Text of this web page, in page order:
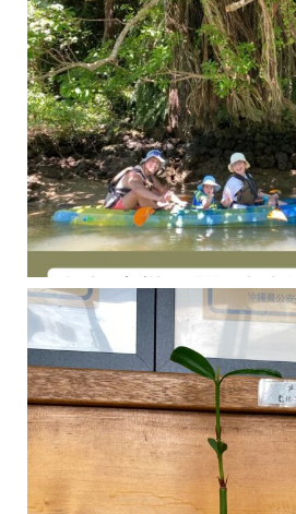
今年の1月にお店に植えたマングローブ(メヒルギ)の苗が成長してきました
マングロ